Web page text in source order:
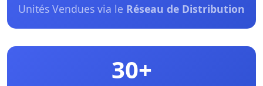
Unités Vendues via le Réseau de Distribution
30+